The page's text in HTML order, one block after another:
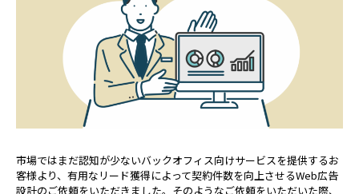
市場ではまだ認知が少ないバックオフィス向けサービスを提供するお
客様より、有用なリード獲得によって契約件数を向上させるWeb広告
設計のご依頼をいただきました。そのようなご依頼をいただいた際、